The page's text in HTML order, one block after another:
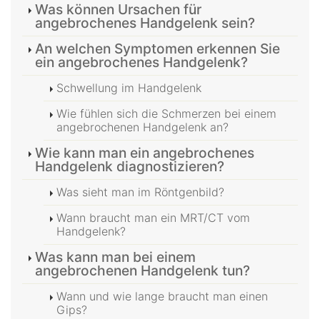
Was können Ursachen für
angebrochenes Handgelenk sein?
An welchen Symptomen erkennen Sie
ein angebrochenes Handgelenk?
Schwellung im Handgelenk
Wie fühlen sich die Schmerzen bei einem
angebrochenen Handgelenk an?
Wie kann man ein angebrochenes
Handgelenk diagnostizieren?
Was sieht man im Röntgenbild?
Wann braucht man ein MRT/CT vom
Handgelenk?
Was kann man bei einem
angebrochenen Handgelenk tun?
Wann und wie lange braucht man einen
Gips?